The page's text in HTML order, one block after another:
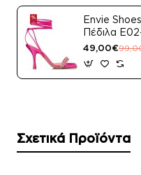
Envie Shoes
Πέδιλα
Μαύρο
49,00€
Σχετικά Προϊόντα